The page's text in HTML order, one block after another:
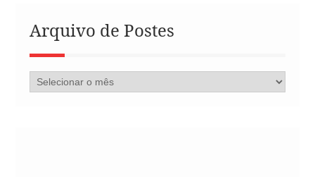
Arquivo de Postes
Arquivo
de